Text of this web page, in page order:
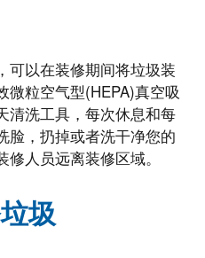
可以在装修期间将垃圾装
粒空气型(HEPA)真空吸
清洗工具，每次休息和每
脸，扔掉或者洗干净您的
人员远离装修区域。
圾